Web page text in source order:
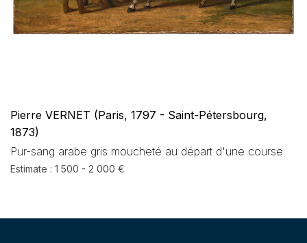
Pierre VERNET (Paris, 1797 - Saint-Pétersbourg,
1873)
Pur-sang arabe gris moucheté au départ d'une course
Estimate : 1 500 - 2 000 €